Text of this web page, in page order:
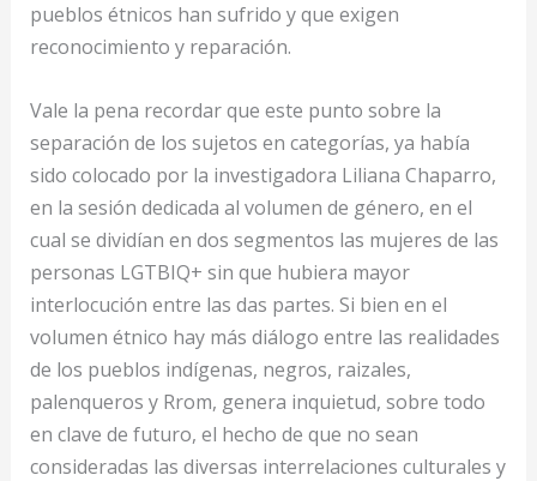
pueblos étnicos han sufrido y que exigen
reconocimiento y reparación.
Vale la pena recordar que este punto sobre la
separación de los sujetos en categorías, ya había
sido colocado por la investigadora Liliana Chaparro,
en la sesión dedicada al volumen de género, en el
cual se dividían en dos segmentos las mujeres de las
personas LGTBIQ+ sin que hubiera mayor
interlocución entre las das partes. Si bien en el
volumen étnico hay más diálogo entre las realidades
de los pueblos indígenas, negros, raizales,
palenqueros y Rrom, genera inquietud, sobre todo
en clave de futuro, el hecho de que no sean
consideradas las diversas interrelaciones culturales y